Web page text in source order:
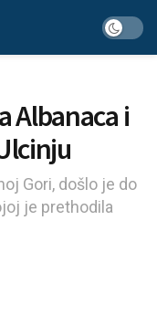
Albanaca i
Gori, došlo je do
je prethodila